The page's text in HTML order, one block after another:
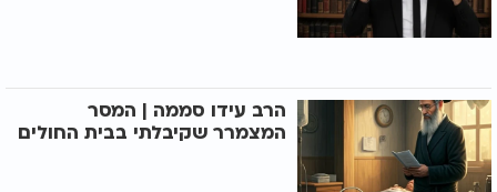
הרב עידו סממה | המסר
המצמרר שקיבלתי בבית החולים